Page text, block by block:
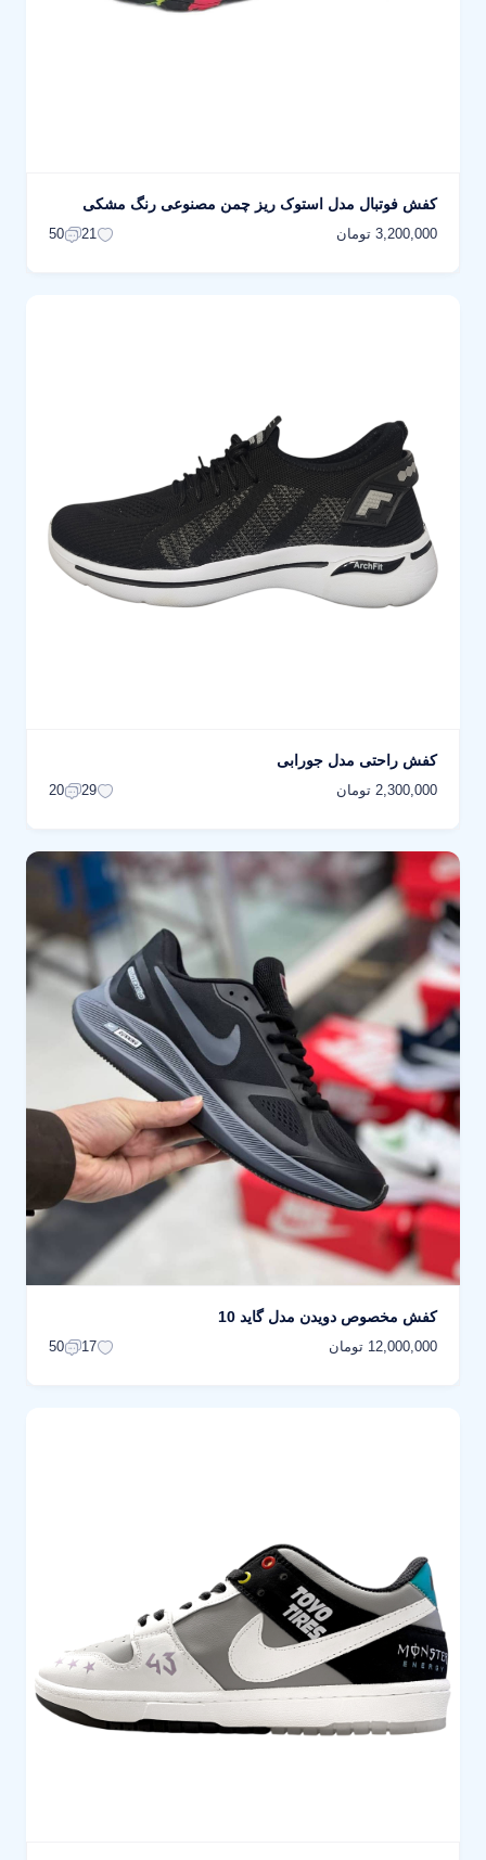
کفش فوتبال مدل استوک ریز چمن مصنوعی رنگ مشکی
3,200,000 تومان 21
50
کفش راحتی مدل جورابی
2,300,000 تومان 29
20
کفش مخصوص دویدن مدل گاید 10
12,000,000 تومان 17
50